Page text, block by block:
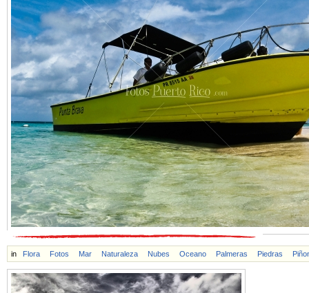
in Flora Fotos Mar Naturaleza Nubes Oceano Palmeras Piedras